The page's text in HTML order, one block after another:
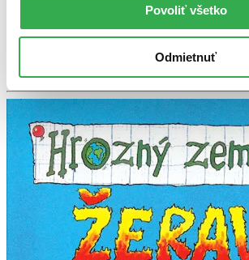
Povoliť všetko
Odmietnuť
Ach, mrzí nás to, z tejto knihy sa už
nemáme ju na sklade my ani vydavateľ
môžete mať šťastie v niektorých iných
nepredali posledné kusy.